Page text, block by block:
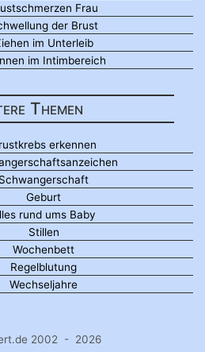
Frau
der Brust
im Unterleib
im Intimbereich
Themen
erkennen
Schwangerschaft
Geburt
rund ums Baby
Stillen
Wochenbett
Regelblutung
Wechseljahre
2002 - 2026